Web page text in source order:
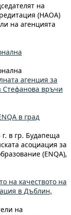
на
(НАОА)
на агенцията
агенция за
Стефанова връчи
в град
в гр. Будапеща
асоциация за
(ENQA),
на качеството на
в Дъблин,
на